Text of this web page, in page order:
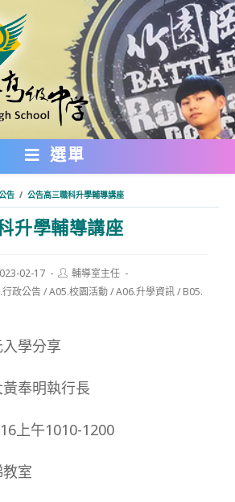
選單
告 / 公告高三職科升學輔導講座
升學輔導講座
02-17
Post
author:
輔導室主任
政公告/A05.校園活動/A06.升學資訊/ B05.
學分享
奉明執行長
上午1010-1200
室